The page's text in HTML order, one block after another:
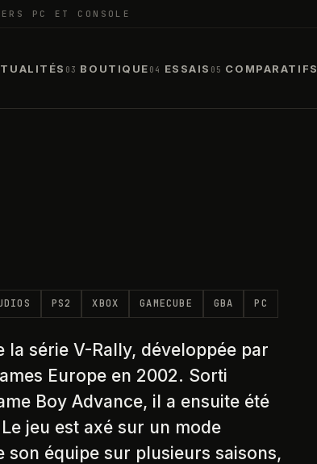
PC ET CONSOLE
03 BOUTIQUE 04 ESSAIS 05 COMPARATIFS
PS2 XBOX GAMECUBE GBA PC
série V-Rally, développée par
Europe en 2002. Sorti
Boy Advance, il a ensuite été
jeu est axé sur un mode
équipe sur plusieurs saisons,